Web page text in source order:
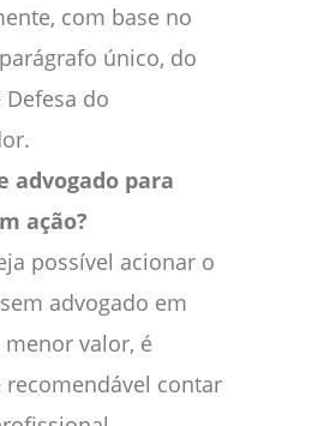
com base no
único, do
Defesa do
advogado para
ação?
possível acionar o
advogado em
menor valor, é
recomendável contar